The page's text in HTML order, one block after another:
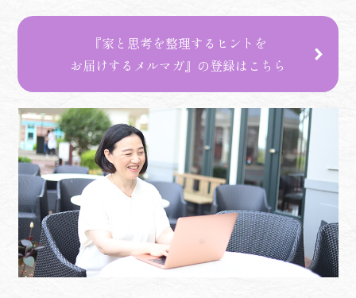
『家と思考を整理するヒントを
お届けするメルマガ』の登録はこちら